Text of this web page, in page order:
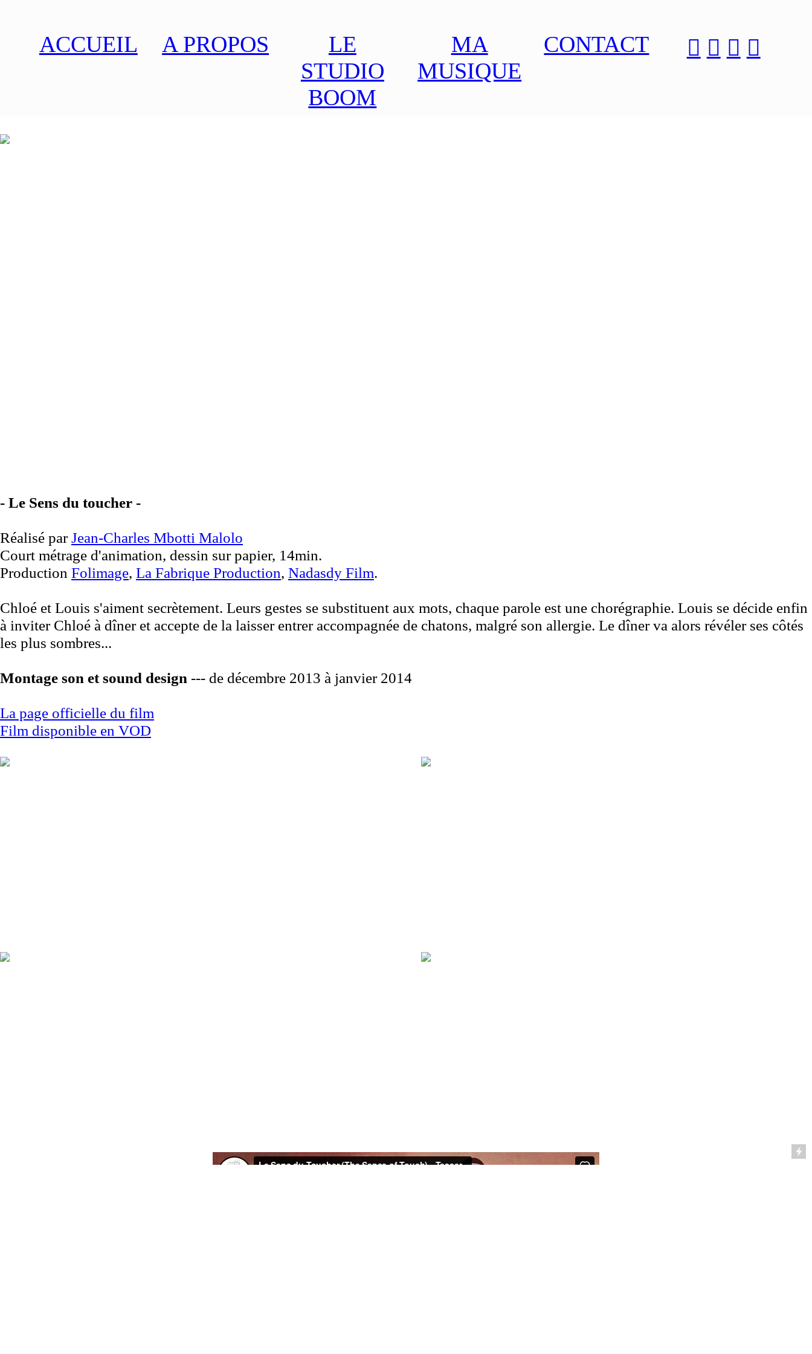
ACCUEIL A PROPOS
LE
STUDIO
BOOM
MA
MUSIQUE
CONTACT ︎ ︎ ︎ ︎
- Le Sens du toucher -
Réalisé parJean-Charles Mbotti Malolo
Court métrage d'animation, dessin sur papier, 14min.
Production Folimage, La Fabrique Production, Nadasdy Film.
Chloé et Louis s'aiment secrètement. Leurs gestes se substituent aux mots, chaque parole est une chorégraphie. Louis se décide enfin
à inviter Chloé à dîner et accepte de la laisser entrer accompagnée de chatons, malgré son allergie. Le dîner va alors révéler ses côtés
les plus sombres...
Montage son et sound design --- de décembre 2013 à janvier 2014
La page officielle du film
Film disponible en VOD